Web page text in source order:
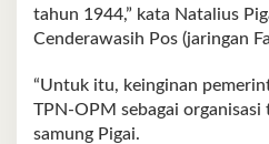
tahun 1944,” kata Natalius
Cenderawasih Pos (jaringan
“Untuk itu, keinginan
TPN-OPM sebagai organisasi
samung Pigai.